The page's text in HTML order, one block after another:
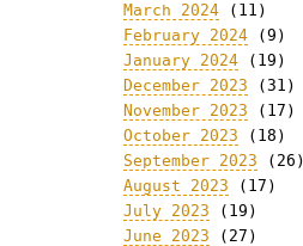
March 2024 (11)
February 2024 (9)
January 2024 (19)
December 2023 (31)
November 2023 (17)
October 2023 (18)
September 2023 (26)
August 2023 (17)
July 2023 (19)
June 2023 (27)